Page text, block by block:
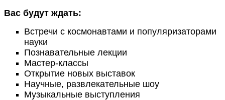
Вас будут ждать:
Встречи с космонавтами и популяризаторами
науки
Познавательные лекции
Мастер-классы
Открытие новых выставок
Научные, развлекательные шоу
Музыкальные выступления